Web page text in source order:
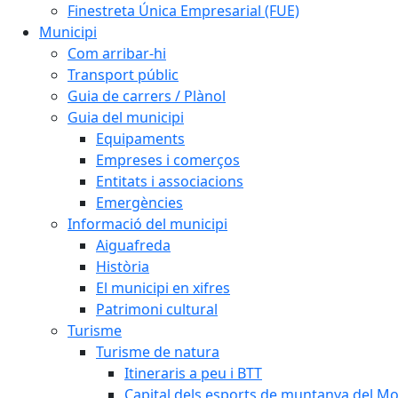
Finestreta Única Empresarial (FUE)
Municipi
Com arribar-hi
Transport públic
Guia de carrers / Plànol
Guia del municipi
Equipaments
Empreses i comerços
Entitats i associacions
Emergències
Informació del municipi
Aiguafreda
Història
El municipi en xifres
Patrimoni cultural
Turisme
Turisme de natura
Itineraris a peu i BTT